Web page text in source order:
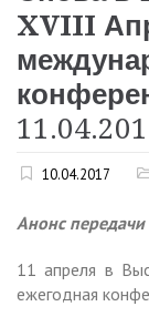
XVIII
10.04.2017
Анонс
11 апреля в
ежегодная